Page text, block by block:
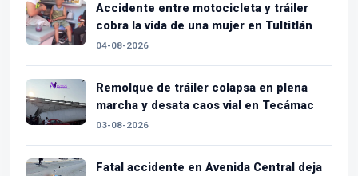
Accidente entre motocicleta y tráiler
cobra la vida de una mujer en Tultitlán
04-08-2026
Remolque de tráiler colapsa en plena
marcha y desata caos vial en Tecámac
03-08-2026
Fatal accidente en Avenida Central deja